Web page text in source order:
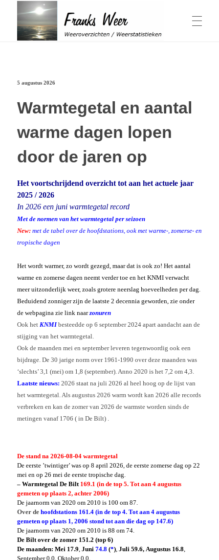
Actuele Winter
Elfstedentocht
Schaalverdeling Hellmangetal
Geschiedenis sneeuwval in Nederland
Winter 2014
Windchill berekenen
Overzichten Herfst
November 1980, 2015 & 2016
Zomer & Lente
Weeroverzichten Lente
Actuele Zomer
Weeroverzichten Zomer
Hittegolven
Warmtegetal
1959 bijzonder
Jaaroverzichten
Wat is een zonnige dag
Weeroverzicht 2026
Weeroverzicht 2025
Weeroverzicht 2024
Weeroverzicht 2023
Weeroverzicht 2021
Archief Jaren
Weersverwachting
ADS Dagen
Windchill berekenen
Bijzonder
Hitte Moskou 2010
Nat UK & Sneeuw 2016
Koude Maart 2013
Rolwolk 2012
Over mij
Haarlems gegevens
Foto’s
Nine Star Ki
Basis van Nine Star Ki
Your 3 stars
Magic Square
Boeken NSK
RIP
Aad
Hans Baars
Geert Jan van Oldenborgh
Hans de Jong
Jan Buisman
5 augustus 2026
Warmtegetal en aantal
warme dagen lopen
door de jaren op
Het voortschrijdend overzicht tot aan het actuele jaar
2025 / 2026
In 2026 een juni warmtegetal record
Met de normen van het warmtegetal per seizoen
New: met de tabel over de hoofdstations, ook met warme-, zomerse- en
tropische dagen
Het wordt warmer, zo wordt gezegd, maar dat is ook zo! Het aantal
warme en zomerse dagen neemt verder toe en het KNMI verwacht
meer uitzonderlijk weer, zoals grotere neerslag hoeveelheden per dag.
Beduidend zonniger zijn de laatste 2 decennia geworden, zie onder
de webpagina zie link naar zonuren
Ook het KNMIbesteedde op 6 september 2024 apart aandacht aan de
stijging van het warmtegetal.
Ook de maanden mei en september leveren tegenwoordig ook een
bijdrage. De 30 jarige norm over 1961-1990 over deze maanden was
‘slechts’ 3,1 (mei) om 1,8 (september). Anno 2020 is het 7,2 om 4,3.
Laatste nieuws: 2026 staat na juli 2026 al heel hoog op de lijst van
het warmtegetal. Als augustus 2026 warm wordt kan 2026 alle records
verbreken en kan de zomer van 2026 de warmste worden sinds de
metingen vanaf 1706 ( in De Bilt) .
De stand na 2026-08-04 warmtegetal
De eerste ’twintiger’ was op 8 april 2026, de eerste zomerse dag op 22
mei en op 26 mei de eerste tropische dag.
– Warmtegetal De Bilt 169.1 (in de top 5. Tot aan 4 augustus
gemeten op plaats 2, achter 2006)
De jaarnorm van 2020 om 2010 is 100 om 87.
Over de hoofdstations 161.4 (in de top 4. Tot aan 4 augustus
gemeten op plaats 1, 2006 stond tot aan die dag op 147.6)
De jaarnorm van 2020 om 2010 is 88 om 74.
De Bilt over de zomer 151.2 (top 6)
De maanden: Mei 17.9 Juni 74.8 (*) Juli 59.6, Augustus 16.8
September 0.0, Oktober 0.0.